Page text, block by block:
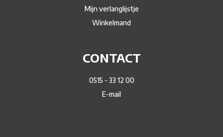
Mijn verlanglijstje
Winkelmand
CONTACT
0515 - 33 12 00
E-mail